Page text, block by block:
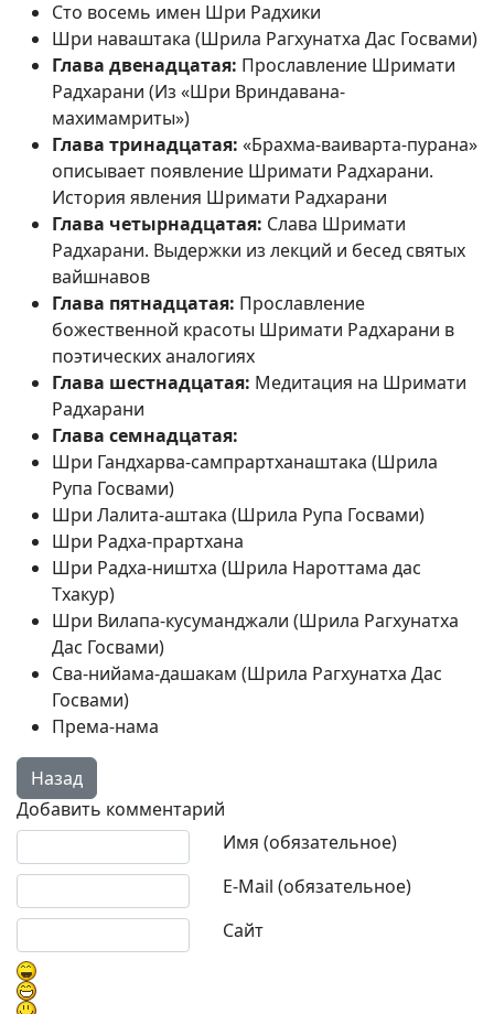
Сто восемь имен Шри Радхики
Шри наваштака (Шрила Рагхунатха Дас Госвами)
Глава двенадцатая: Прославление Шримати
Радхарани (Из «Шри Вриндавана-
махимамриты»)
Глава тринадцатая: «Брахма-ваиварта-пурана»
описывает появление Шримати Радхарани.
История явления Шримати Радхарани
Глава четырнадцатая: Слава Шримати
Радхарани. Выдержки из лекций и бесед святых
вайшнавов
Глава пятнадцатая: Прославление
божественной красоты Шримати Радхарани в
поэтических аналогиях
Глава шестнадцатая: Медитация на Шримати
Радхарани
Глава семнадцатая:
Шри Гандхарва-сампрартханаштака (Шрила
Рупа Госвами)
Шри Лалита-аштака (Шрила Рупа Госвами)
Шри Радха-прартхана
Шри Радха-ништха (Шрила Нароттама дас
Тхакур)
Шри Вилапа-кусуманджали (Шрила Рагхунатха
Дас Госвами)
Сва-нийама-дашакам (Шрила Рагхунатха Дас
Госвами)
Према-нама
Добавить комментарий
Имя (обязательное)
E-Mail (обязательное)
Сайт
Текст комментария